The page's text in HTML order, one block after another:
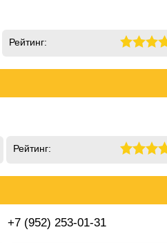
Рейтинг:
Рейтинг:
+7 (952) 253-01-31